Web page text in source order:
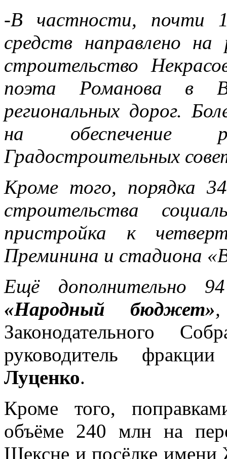
-В частности, почти
средств направлено
строительство
поэта Романова в
региональных дорог.
на обеспечение
Градостроительных
Кроме того, порядка
строительства
пристройка к
Преминина и стадиона
Ещё дополнительно
«Народный бюджет»,
Законодательного
руководитель
Луценко.
Кроме того,
объёме 240 млн на
Шексне и посёлке имени